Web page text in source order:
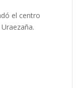
el centro